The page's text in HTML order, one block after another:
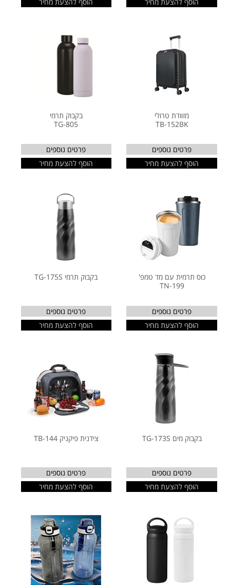
מזוודת טרולי
TB-152BK
פרטים נוספים
הוסף להצעת מחיר
בקבוק תרמי
TG-805
פרטים נוספים
הוסף להצעת מחיר
כוס תרמית עם מד טמפ'
TN-199
פרטים נוספים
הוסף להצעת מחיר
בקבוק תרמי TG-175S
פרטים נוספים
הוסף להצעת מחיר
בקבוק מים TG-173S
פרטים נוספים
הוסף להצעת מחיר
צידנית פיקניק TB-144
פרטים נוספים
הוסף להצעת מחיר